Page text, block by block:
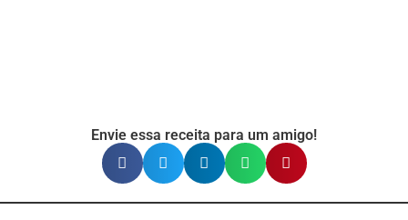
Envie essa receita para um amigo!